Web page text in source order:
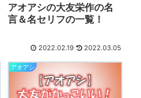
アオアシの大友栄作の名
言＆名セリフの一覧！
2022.02.19 2022.03.05
アオアシ